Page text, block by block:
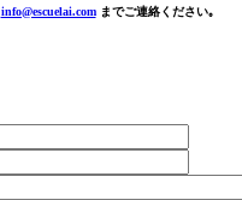
info@escuelai.comまでご連絡ください｡